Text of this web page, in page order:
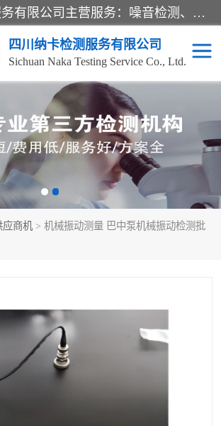
四川纳卡检测服务有限公司主营服务：噪音检测、灯光检测、防护网检测、磁性检测、无损检测、燃烧等级检测；本着严谨、规范的态度严格执行国家现行标准、规范及规程，奉行“科学公正、准确、持续改进、诚信服务”的企业价值和“科学、信誉、服务”的企业宗旨，竭诚为广大客户服务。
四川纳卡检测服务有限公司
Sichuan Naka Testing Service Co., Ltd.
应商机 > 机械振动测量 巴中泵机械振动检测批
灯光检测
磁性检测
燃烧等级检测
产品检测